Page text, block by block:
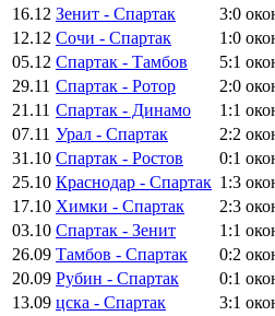
16.12 Зенит - Спартак 3:0
12.12 Сочи - Спартак 1:0
05.12 Спартак - Тамбов 5:1
29.11 Спартак - Ротор 2:0
21.11 Спартак - Динамо 1:1
07.11 Урал - Спартак 2:2
31.10 Спартак - Ростов 0:1
25.10 Краснодар - Спартак 1:3
17.10 Химки - Спартак 2:3
03.10 Спартак - Зенит 1:1
26.09 Тамбов - Спартак 0:2
20.09 Рубин - Спартак 0:1
13.09 цска - Спартак 3:1